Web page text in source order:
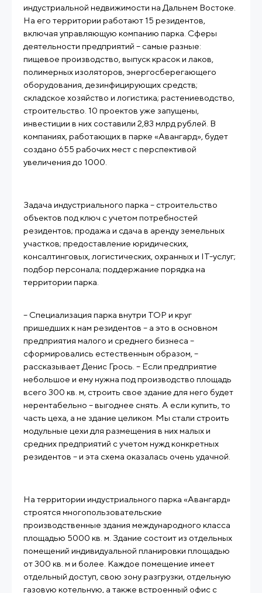
индустриальной недвижимости на Дальнем Востоке.
На его территории работают 15 резидентов,
включая управляющую компанию парка. Сферы
деятельности предприятий – самые разные:
пищевое производство, выпуск красок и лаков,
полимерных изоляторов, энергосберегающего
оборудования, дезинфицирующих средств;
складское хозяйство и логистика; растениеводство,
строительство. 10 проектов уже запущены,
инвестиции в них составили 2,83 млрд рублей. В
компаниях, работающих в парке «Авангард», будет
создано 655 рабочих мест с перспективой
увеличения до 1000.
Задача индустриального парка – строительство
объектов под ключ с учетом потребностей
резидентов; продажа и сдача в аренду земельных
участков; предоставление юридических,
консалтинговых, логистических, охранных и IТ-услуг;
подбор персонала; поддержание порядка на
территории парка.
– Специализация парка внутри ТОР и круг
пришедших к нам резидентов – а это в основном
предприятия малого и среднего бизнеса –
сформировались естественным образом, –
рассказывает Денис Грось. – Если предприятие
небольшое и ему нужна под производство площадь
всего 300 кв. м, строить свое здание для него будет
нерентабельно – выгоднее снять. А если купить, то
часть цеха, а не здание целиком. Мы стали строить
модульные цехи для размещения в них малых и
средних предприятий с учетом нужд конкретных
резидентов – и эта схема оказалась очень удачной.
На территории индустриального парка «Авангард»
строятся многопользовательские
производственные здания международного класса
площадью 5000 кв. м. Здание состоит из отдельных
помещений индивидуальной планировки площадью
от 300 кв. м и более. Каждое помещение имеет
отдельный доступ, свою зону разгрузки, отдельную
газовую котельную, а также встроенный офис с